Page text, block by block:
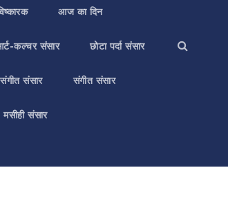
आज का दिन
कल्चर संसार छोटा पर्दा संसार
संसार संगीत संसार
मसीही संसार